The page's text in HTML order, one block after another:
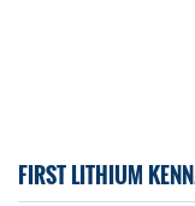
FIRST LITHIUM